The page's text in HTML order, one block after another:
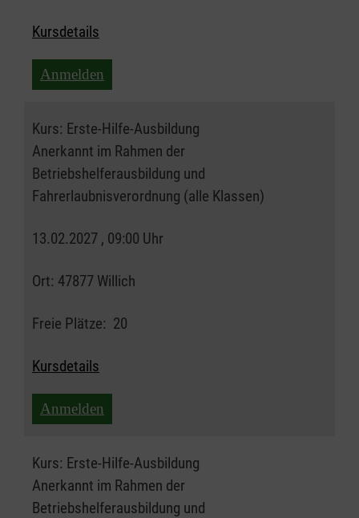
Kursdetails
Anmelden
Kurs: Erste-Hilfe-Ausbildung
Anerkannt im Rahmen der
Betriebshelferausbildung und
Fahrerlaubnisverordnung (alle Klassen)
13.02.2027 , 09:00 Uhr
Ort: 47877 Willich
Freie Plätze: 20
Kursdetails
Anmelden
Kurs: Erste-Hilfe-Ausbildung
Anerkannt im Rahmen der
Betriebshelferausbildung und